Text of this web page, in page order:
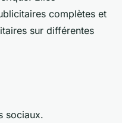
complètes et
sur différentes
sociaux.